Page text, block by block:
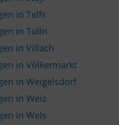
in Telfs
in Tulln
in Villach
in Völkermarkt
in Weigelsdorf
in Weiz
in Wels